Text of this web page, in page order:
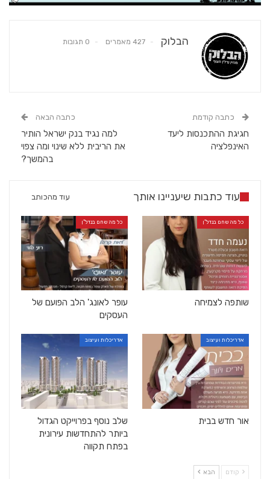
הבלוק 427 מאמרים 0 תגובות
כתבה קודמת
חגיגת ההתכנסות ליעד
האינפלציה
כתבה הבאה
למה נגיד בנק ישראל הותיר
את הריבית ללא שינוי ומה צפוי
בהמשך?
עוד כתבות שיעניינו אותך עוד מהכותב
כל מה שחם בנדל"ן
שותפה לצמיחה
כל מה שחם בנדל"ן
עופר לאונג' הלב הפועם של
העסקים
אדריכלות ועיצוב
אור חדש בבית
אדריכלות ועיצוב
שלב נוסף בפרוייקט הגדול
ביותר להתחדשות עירונית
בפתח תקווה
קודם הבא